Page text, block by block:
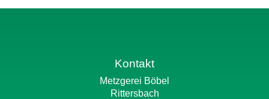
Kontakt
Metzgerei Böbel
Rittersbach